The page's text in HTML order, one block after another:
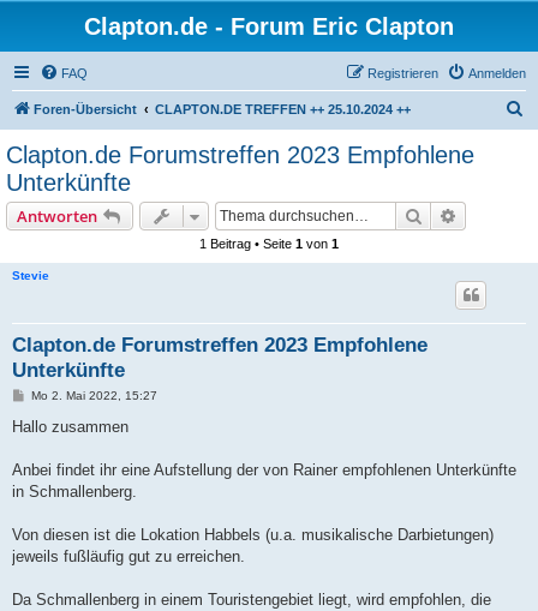
Clapton.de - Forum Eric Clapton
FAQ Anmelden
Registrieren
Foren-Übersicht CLAPTON.DE TREFFEN ++ 25.10.2024 ++
Clapton.de Forumstreffen 2023 Empfohlene
Unterkünfte
Antworten Suche
1 Beitrag • Seite 1 von 1
Stevie
Clapton.de Forumstreffen 2023 Empfohlene
Unterkünfte
B
i
a
Mo 2. Mai 2022, 15:27
Hallo zusammen
Anbei findet ihr eine Aufstellung der von Rainer empfohlenen Unterkünfte
in Schmallenberg.
Von diesen ist die Lokation Habbels (u.a. musikalische Darbietungen)
jeweils fußläufig gut zu erreichen.
Da Schmallenberg in einem Touristengebiet liegt, wird empfohlen, die